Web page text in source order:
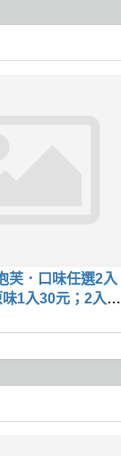
芙．口味任選2入
1入30元；2入55